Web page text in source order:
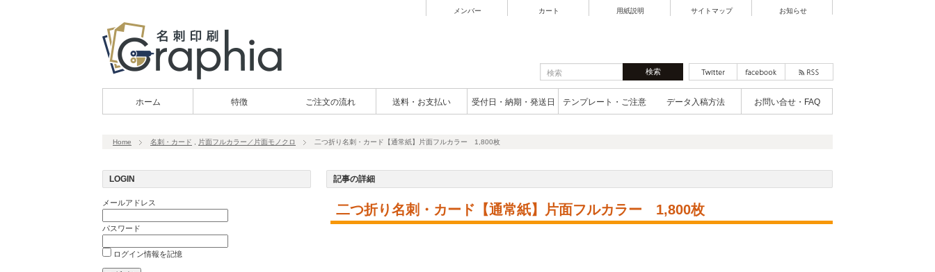
メンバー カート 用紙説明 サイトマップ お知らせ
ホーム 特徴 ご注文の流れ 送料・お支払い 受付日・納期・発送日 テンプレート・ご注意 データ入稿方法 お問い合せ・FAQ
Home 名刺・カード 片面フルカラー／片面モノクロ 二つ折り名刺・カード【通常紙】片面フルカラー 1,800枚
記事の詳細
二つ折り名刺・カード【通常紙】片面フルカラー 1,800枚
LOGIN
メールアドレス
パスワード
ログイン情報を記憶